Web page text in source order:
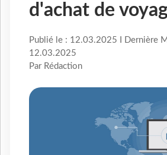
d'achat de
Publié le : 12.03.2025 I Dernière
12.03.2025
Par Rédaction